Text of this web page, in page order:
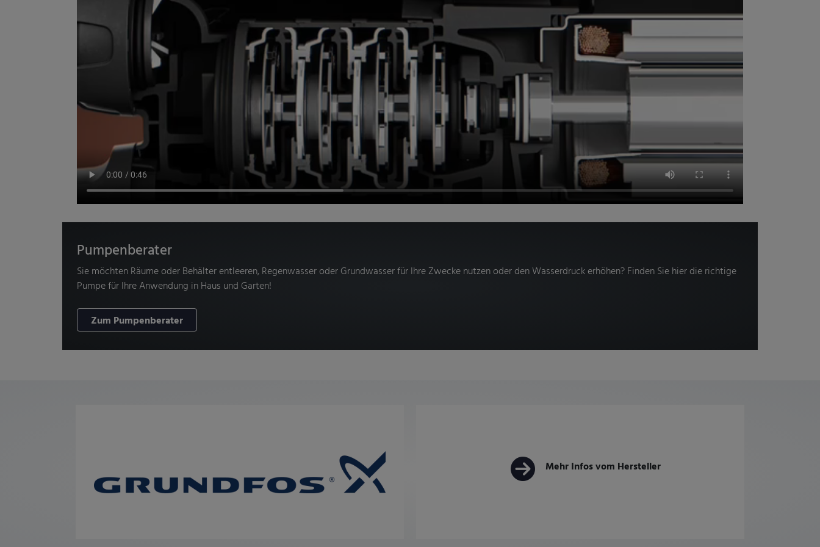
Pumpenberater
Sie möchten Räume oder Behälter entleeren, Regenwasser oder Grundwasser für Ihre Zwecke nutzen oder den Wasserdruck erhöhen? Finden Sie hier die richtige
Pumpe für Ihre Anwendung in Haus und Garten!
Zum Pumpenberater
Mehr Infos vom Hersteller